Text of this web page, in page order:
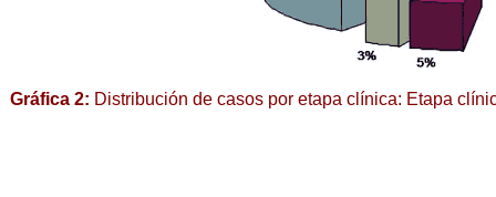
Gráfica 2: Distribución de casos por etapa clínica: Etapa